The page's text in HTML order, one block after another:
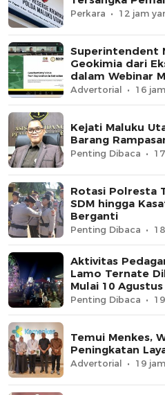
Perkara 12 jam
Superintendent
Geokimia dari
dalam Webinar
Advertorial 16
Kejati Maluku
Barang
Penting Dibaca
Rotasi Polresta
SDM hingga
Berganti
Penting Dibaca
Aktivitas
Lamo Ternate
Mulai 10 Agustus
Penting Dibaca
Temui Menkes,
Peningkatan
Advertorial 19